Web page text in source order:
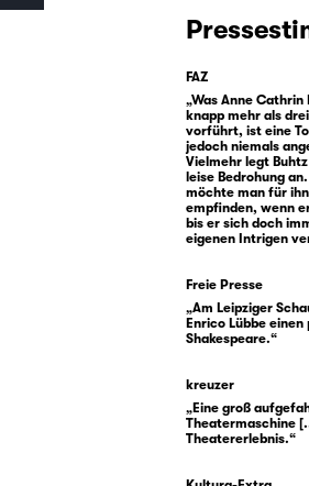
FAZ
„Was Anne Cathrin
knapp mehr als
vorführt, ist eine
jedoch niemals
Vielmehr legt
leise Bedrohung
möchte man für
empfinden, wenn
bis er sich doch
eigenen Intrigen
Freie Presse
„Am Leipziger
Enrico Lübbe
Shakespeare.“
kreuzer
„Eine groß
Theatermaschine
Theatererlebnis.“